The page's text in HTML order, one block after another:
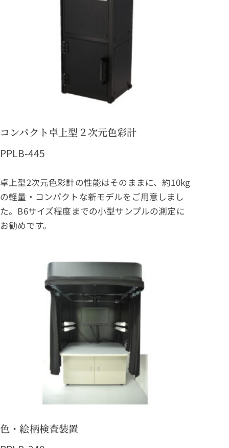
コンパクト卓上型２次元色彩計
PPLB-445
卓上型2次元色彩計の性能はそのままに、約10kg
の軽量・コンパクトな新モデルをご用意しまし
た。B6サイズ程度までの小型サンプルの測定に
お勧めです。
色・絵柄検査装置